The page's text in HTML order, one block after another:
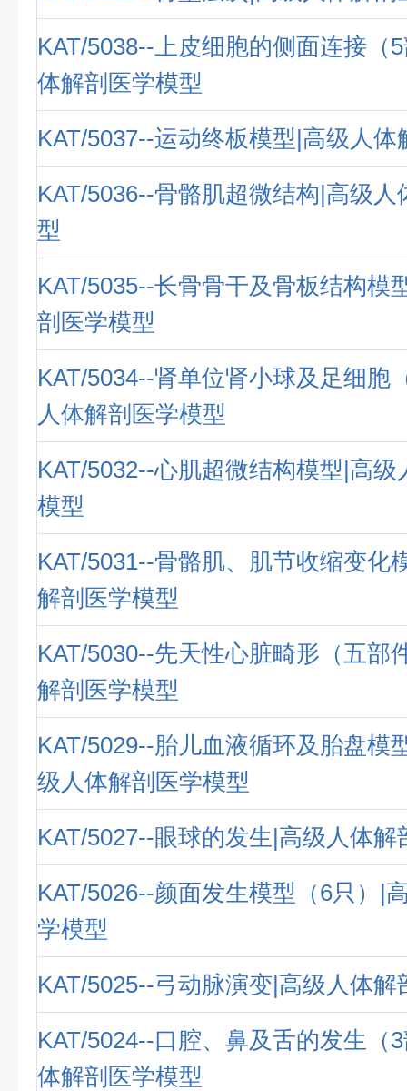
KAT/5038--上皮细胞的侧面连接（
体解剖医学模型
KAT/5037--运动终板模型|高级人体
KAT/5036--骨骼肌超微结构|高级人
型
KAT/5035--长骨骨干及骨板结构模
剖医学模型
KAT/5034--肾单位肾小球及足细胞
人体解剖医学模型
KAT/5032--心肌超微结构模型|高级
模型
KAT/5031--骨骼肌、肌节收缩变化
解剖医学模型
KAT/5030--先天性心脏畸形（五部
解剖医学模型
KAT/5029--胎儿血液循环及胎盘模
级人体解剖医学模型
KAT/5027--眼球的发生|高级人体解
KAT/5026--颜面发生模型（6只）|
学模型
KAT/5025--弓动脉演变|高级人体解
KAT/5024--口腔、鼻及舌的发生（
体解剖医学模型